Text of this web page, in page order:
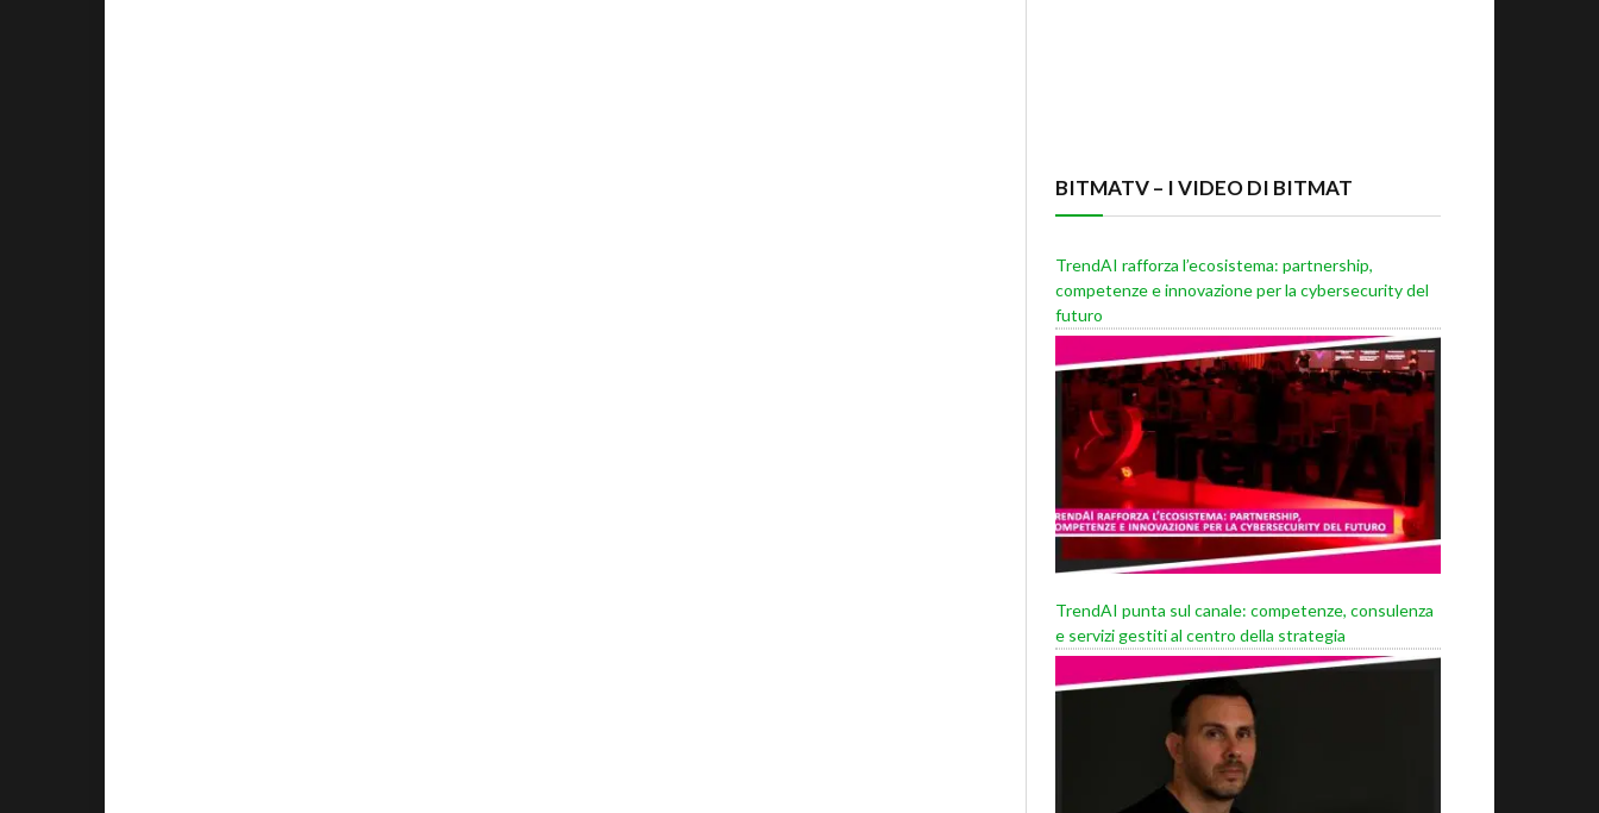
BITMATV – I VIDEO DI BITMAT
TrendAI rafforza l’ecosistema: partnership,
competenze e innovazione per la cybersecurity del
futuro
TrendAI punta sul canale: competenze, consulenza
e servizi gestiti al centro della strategia